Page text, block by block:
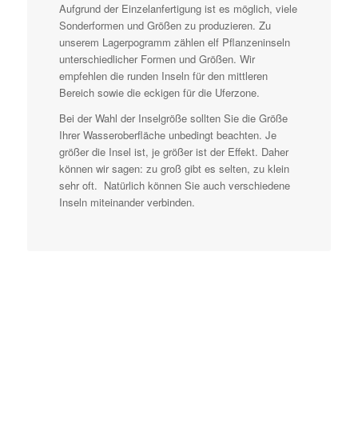
Aufgrund der Einzelanfertigung ist es möglich, viele
Sonderformen und Größen zu produzieren. Zu
unserem Lagerpogramm zählen elf Pflanzeninseln
unterschiedlicher Formen und Größen. Wir
empfehlen die runden Inseln für den mittleren
Bereich sowie die eckigen für die Uferzone.
Bei der Wahl der Inselgröße sollten Sie die Größe
Ihrer Wasseroberfläche unbedingt beachten. Je
größer die Insel ist, je größer ist der Effekt. Daher
können wir sagen: zu groß gibt es selten, zu klein
sehr oft. Natürlich können Sie auch verschiedene
Inseln miteinander verbinden.